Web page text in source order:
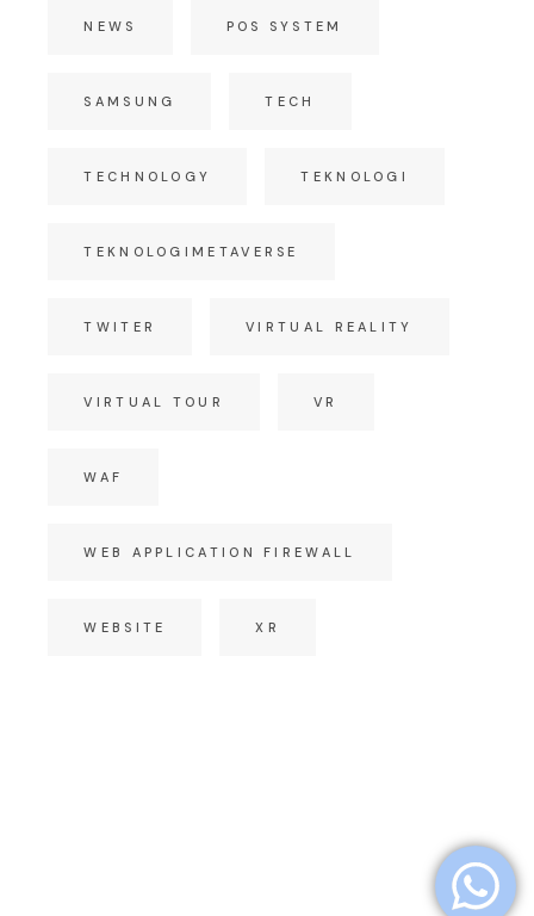
NEWS POS SYSTEM
SAMSUNG TECH
TECHNOLOGY TEKNOLOGI
TEKNOLOGIMETAVERSE
TWITER VIRTUAL REALITY
VIRTUAL TOUR VR
WAF
WEB APPLICATION FIREWALL
WEBSITE XR